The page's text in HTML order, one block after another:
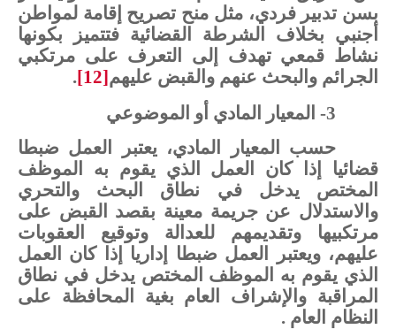
بسن تدبير فردي، مثل منح تصريح إقامة لمواطن
أجنبي بخلاف الشرطة القضائية فتتميز
بكونها
نشاط قمعي تهدف إلى التعرف على مرتكبي
الجرائم والبحث عنهم والقبض عليهم[12]
.
3-
المعيار المادي أو الموضوعي
حسب
المعيار المادي، يعتبر العمل ضبطا
قضائيا
إذا كان العمل الذي يقوم به
الموظف
المختص
يدخل في نطاق البحث
والتحري
والاستدلال عن جريمة معينة بقصد القبض على
مرتكبيها
وتقديمهم للعدالة وتوقيع
العقوبات
عليهم، ويعتبر العمل ضبطا إداريا إذا كان
العمل
الذي يقوم به الموظف المختص يدخل في نطاق
المراقبة والإشراف العام بغية المحافظة على
النظام العام .